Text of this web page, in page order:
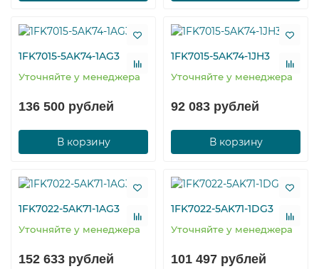
1FK7015-5AK74-1AG3
Уточняйте у менеджера
136 500 рублей
В корзину
1FK7015-5AK74-1JH3
Уточняйте у менеджера
92 083 рублей
В корзину
1FK7022-5AK71-1AG3
Уточняйте у менеджера
152 633 рублей
1FK7022-5AK71-1DG3
Уточняйте у менеджера
101 497 рублей